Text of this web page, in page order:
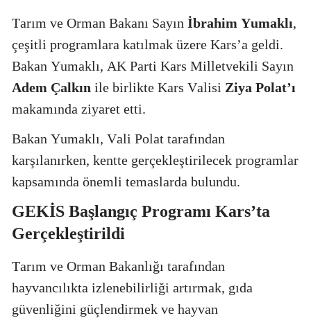
Tarım ve Orman Bakanı Sayın İbrahim Yumaklı,
çeşitli programlara katılmak üzere Kars’a geldi.
Bakan Yumaklı, AK Parti Kars Milletvekili Sayın
Adem Çalkın ile birlikte Kars Valisi Ziya Polat’ı
makamında ziyaret etti.
Bakan Yumaklı, Vali Polat tarafından
karşılanırken, kentte gerçekleştirilecek programlar
kapsamında önemli temaslarda bulundu.
GEKİS Başlangıç Programı Kars’ta
Gerçekleştirildi
Tarım ve Orman Bakanlığı tarafından
hayvancılıkta izlenebilirliği artırmak, gıda
güvenliğini güçlendirmek ve hayvan